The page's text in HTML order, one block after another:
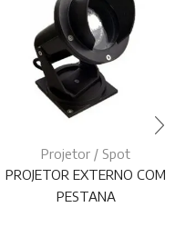
Projetor / Spot
PROJETOR EXTERNO COM
PESTANA